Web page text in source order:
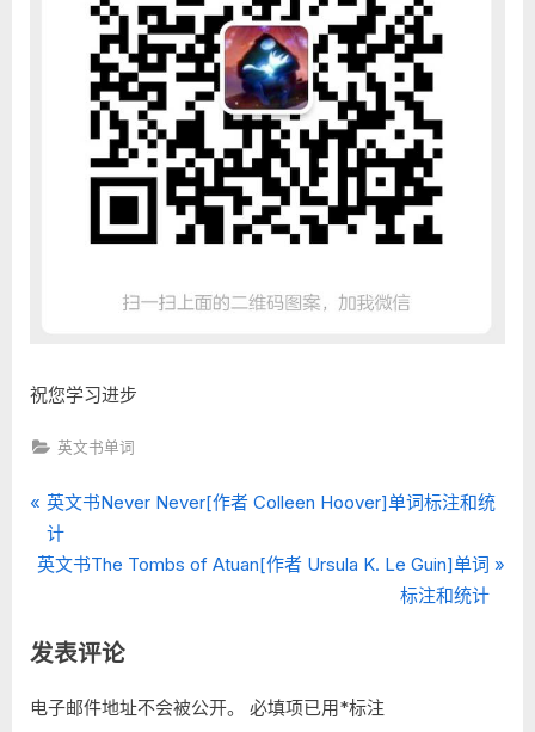
祝您学习进步
英文书单词
文
章
航
P
r
e
o
s
英文书Never Never[作者 Colleen Hoover]单词标注和统
计
N
t
o
英文书The Tombs of Atuan[作者 Ursula K. Le Guin]单词
标注和统计
发表评论
电子邮件地址不会被公开。 必填项已用*标注